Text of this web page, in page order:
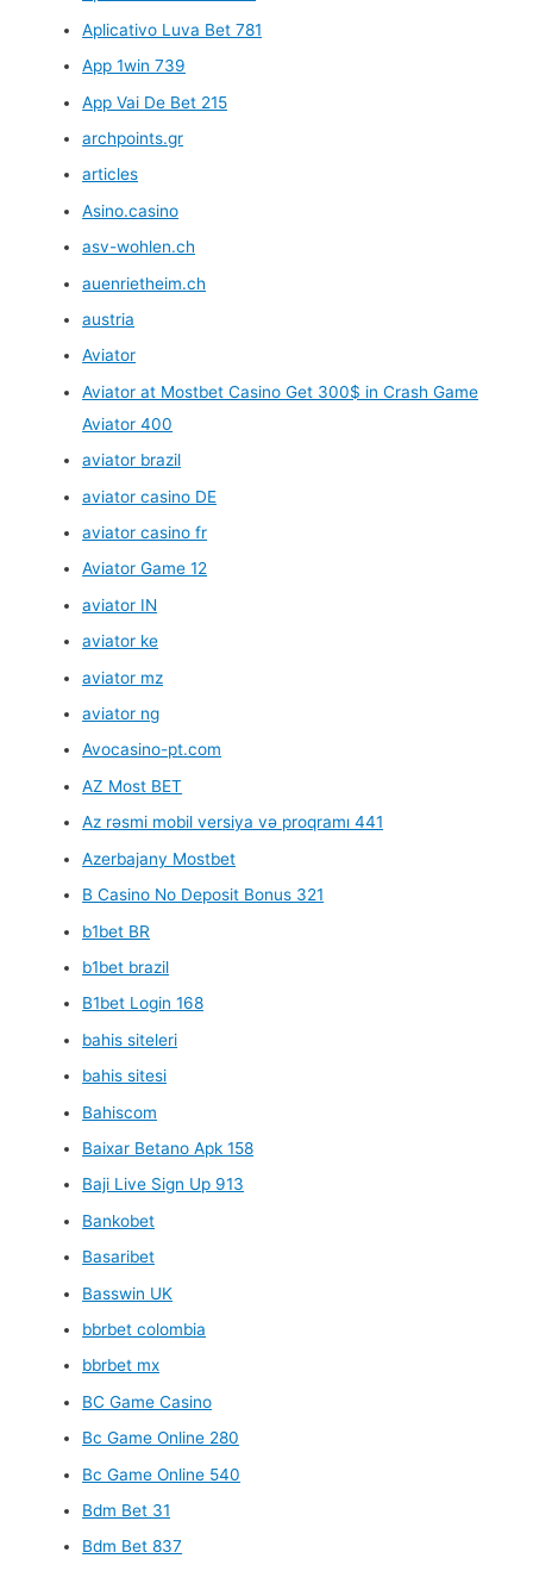
Aplicativo Luva Bet 781
App 1win 739
App Vai De Bet 215
archpoints.gr
articles
Asino.casino
asv-wohlen.ch
auenrietheim.ch
austria
Aviator
Aviator at Mostbet Casino Get 300$ in Crash Game
Aviator 400
aviator brazil
aviator casino DE
aviator casino fr
Aviator Game 12
aviator IN
aviator ke
aviator mz
aviator ng
Avocasino-pt.com
AZ Most BET
Az rəsmi mobil versiya və proqramı 441
Azerbajany Mostbet
B Casino No Deposit Bonus 321
b1bet BR
b1bet brazil
B1bet Login 168
bahis siteleri
bahis sitesi
Bahiscom
Baixar Betano Apk 158
Baji Live Sign Up 913
Bankobet
Basaribet
Basswin UK
bbrbet colombia
bbrbet mx
BC Game Casino
Bc Game Online 280
Bc Game Online 540
Bdm Bet 31
Bdm Bet 837